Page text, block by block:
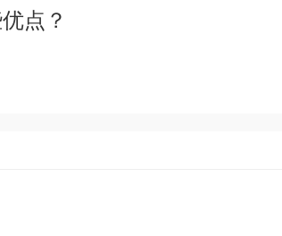
点？